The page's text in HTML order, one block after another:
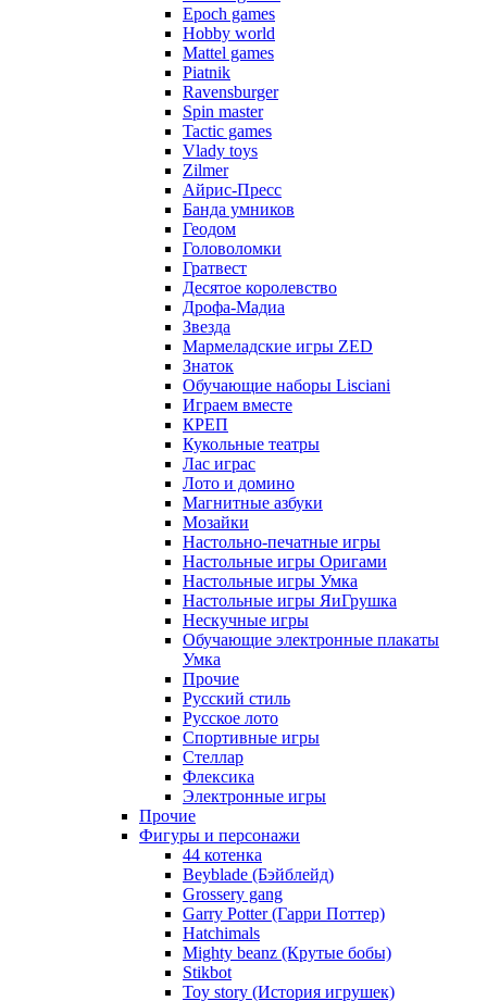
Epoch games
Hobby world
Mattel games
Piatnik
Ravensburger
Spin master
Tactic games
Vlady toys
Zilmer
Айрис-Пресс
Банда умников
Геодом
Головоломки
Гратвест
Десятое королевство
Дрофа-Мадиа
Звезда
Мармеладские игры ZED
Знаток
Обучающие наборы Lisciani
Играем вместе
КРЕП
Кукольные театры
Лас играс
Лото и домино
Магнитные азбуки
Мозайки
Настольно-печатные игры
Настольные игры Оригами
Настольные игры Умка
Настольные игры ЯиГрушка
Нескучные игры
Обучающие электронные плакаты
Умка
Прочие
Русский стиль
Русское лото
Спортивные игры
Стеллар
Флексика
Электронные игры
Прочие
Фигуры и персонажи
44 котенка
Beyblade (Бэйблейд)
Grossery gang
Garry Potter (Гарри Поттер)
Hatchimals
Mighty beanz (Крутые бобы)
Stikbot
Toy story (История игрушек)